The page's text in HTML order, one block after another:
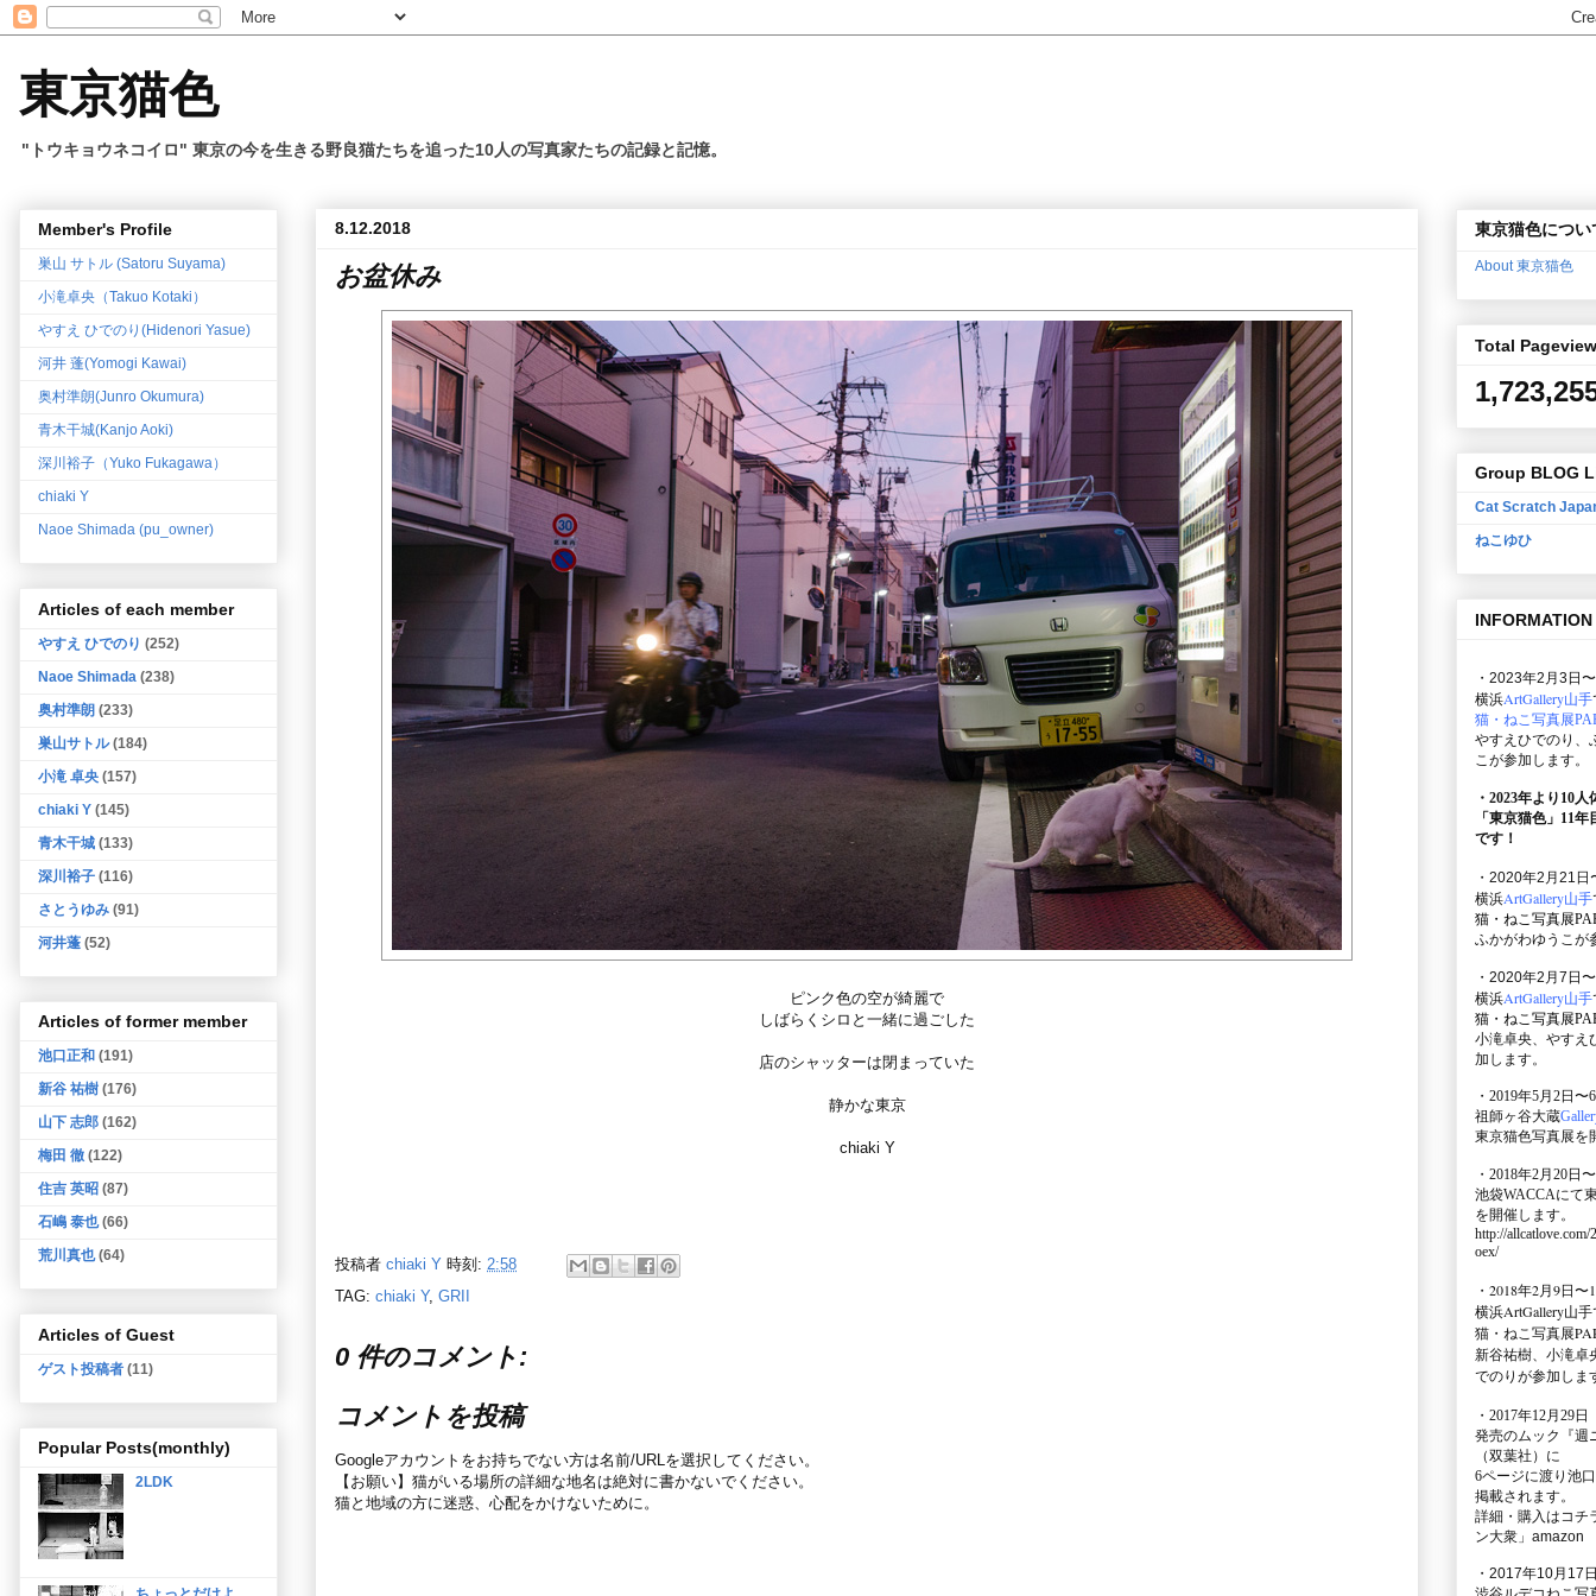
東京猫色
"トウキョウネコイロ" 東京の今を生きる野良猫たちを追った10人の写真家たちの記録と記憶。
8.12.2018
お盆休み
ピンク色の空が綺麗で
しばらくシロと一緒に過ごした
店のシャッターは閉まっていた
静かな東京
chiaki Y
投稿者 chiaki Y 時刻: 2:58
TAG: chiaki Y, GRII
0 件のコメント:
コメントを投稿
Googleアカウントをお持ちでない方は名前/URLを選択してください。
【お願い】猫がいる場所の詳細な地名は絶対に書かないでください。
猫と地域の方に迷惑、心配をかけないために。
Member's Profile
巣山 サトル (Satoru Suyama)
小滝卓央（Takuo Kotaki）
やすえ ひでのり(Hidenori Yasue)
河井 蓬(Yomogi Kawai)
奥村準朗(Junro Okumura)
青木干城(Kanjo Aoki)
深川裕子（Yuko Fukagawa）
chiaki Y
Naoe Shimada (pu_owner)
Articles of each member
やすえ ひでのり (252)
Naoe Shimada (238)
奥村準朗 (233)
巣山サトル (184)
小滝 卓央 (157)
chiaki Y (145)
青木干城 (133)
深川裕子 (116)
さとうゆみ (91)
河井蓬 (52)
Articles of former member
池口正和 (191)
新谷 祐樹 (176)
山下 志郎 (162)
梅田 徹 (122)
住吉 英昭 (87)
石嶋 泰也 (66)
荒川真也 (64)
Articles of Guest
ゲスト投稿者 (11)
Popular Posts(monthly)
2LDK
東京猫色につい
About 東京猫色
Total
Group BLOG
Cat Scratch
ねこゆひ
INFORMATION
・2023年2月3日
横浜ArtGallery山手
猫・ねこ写真展
やすえひでのり、
こが参加します。
・2023年より10
「東京猫色」 11年
です！
・2020年2月21日
横浜ArtGallery山手
猫・ねこ写真展
ふかがわゆうこが
・2020年2月7日
横浜ArtGallery山手
猫・ねこ写真展
小滝卓央、やすえ
加します。
・2019年5月2日〜
祖師ヶ谷大蔵
東京猫色写真展を
・2018年2月20日
池袋WACCAにて
を開催します。
http://allcatlove.com/
oex/
・2018年2月9日〜
横浜ArtGallery山手
猫・ねこ写真展
新谷祐樹、小滝卓
でのりが参加しま
・ 2017年12月29日
発売のムック
『
（双葉社）に
6ページに渡り 池
掲載されます。
詳細・購入はコ
ン大衆」amazon
・2017年10月17